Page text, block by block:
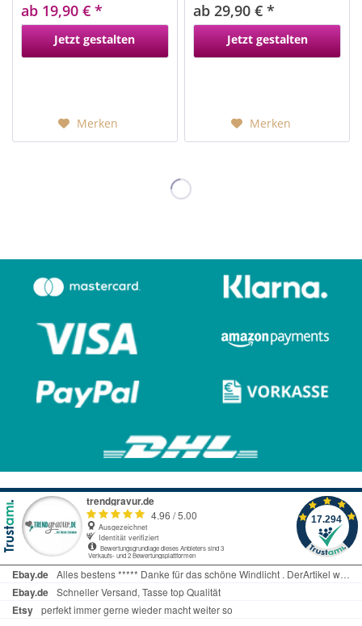
ab 19,90 € *
bisher 29,90 € *
Jetzt gestalten
Merken
ab 29,90 € *
Jetzt gestalten
Merken